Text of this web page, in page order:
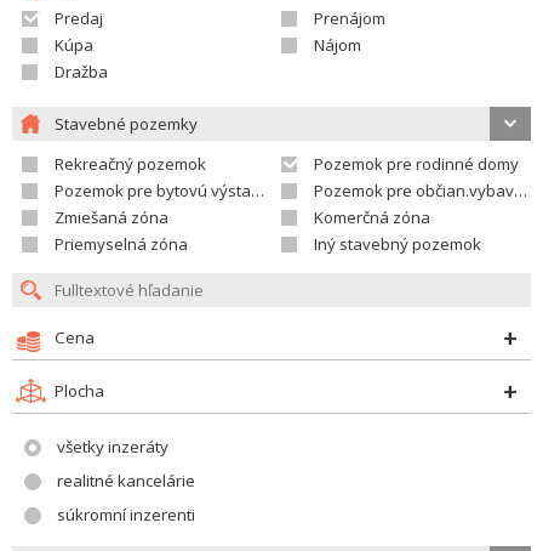
Predaj
Prenájom
Kúpa
Nájom
Dražba
Stavebné pozemky
Rekreačný pozemok
Pozemok pre rodinné domy
Pozemok pre bytovú výstavbu
Pozemok pre občian.vybavenosť
Zmiešaná zóna
Komerčná zóna
Priemyselná zóna
Iný stavebný pozemok
Cena
Plocha
všetky inzeráty
realitné kancelárie
súkromní inzerenti